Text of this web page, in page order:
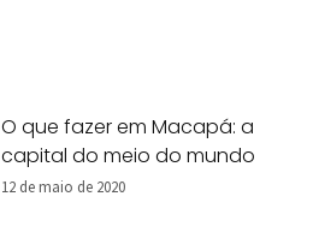
O que fazer em Macapá: a
capital do meio do mundo
12 de maio de 2020